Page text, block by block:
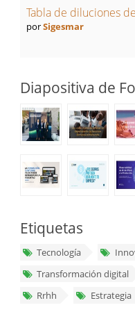
Tabla de diluciones
porSigesmar
Diapositiva de
Etiquetas
Tecnología
Transformación digital
Rrhh
Estrategia